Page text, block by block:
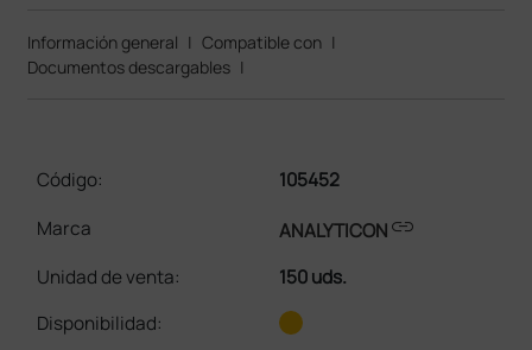
Información general | Compatible con |
Documentos descargables |
Código:
105452
Marca
ANALYTICONlink
Unidad de venta:
150 uds.
Disponibilidad: